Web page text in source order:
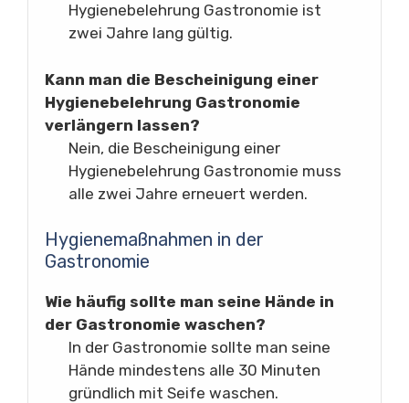
Hygienebelehrung Gastronomie ist
zwei Jahre lang gültig.
Kann man die Bescheinigung einer
Hygienebelehrung Gastronomie
verlängern lassen?
Nein, die Bescheinigung einer
Hygienebelehrung Gastronomie muss
alle zwei Jahre erneuert werden.
Hygienemaßnahmen in der
Gastronomie
Wie häufig sollte man seine Hände in
der Gastronomie waschen?
In der Gastronomie sollte man seine
Hände mindestens alle 30 Minuten
gründlich mit Seife waschen.